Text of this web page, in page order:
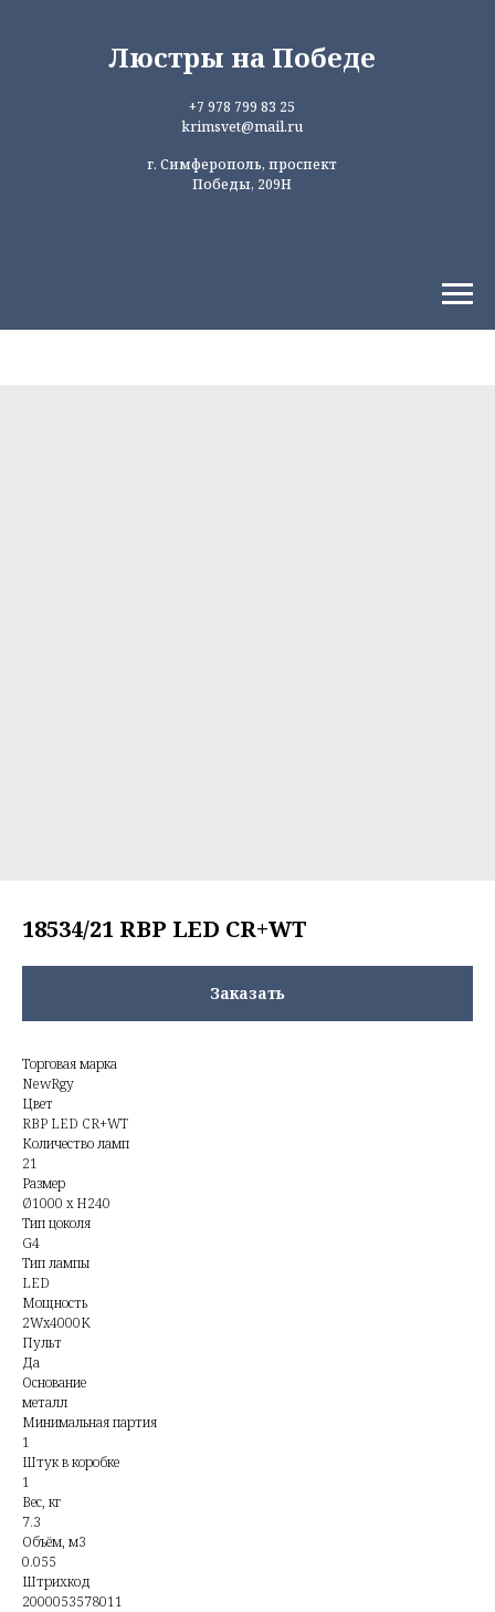
Люстры на Победе
+7 978 799 83 25
krimsvet@mail.ru
г. Симферополь, проспект
Победы, 209Н
18534/21 RBP LED CR+WT
Заказать
Торговая марка
NewRgy
Цвет
RBP LED CR+WT
Количество ламп
21
Размер
Ø1000 x H240
Тип цоколя
G4
Тип лампы
LED
Мощность
2Wx4000K
Пульт
Да
Основание
металл
Минимальная партия
1
Штук в коробке
1
Вес, кг
7.3
Объём, м3
0.055
Штрихкод
2000053578011